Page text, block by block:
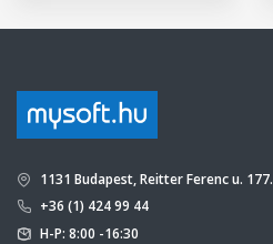
1131 Budapest, Reitter Ferenc u. 177.
+36 (1) 424 99 44
H-P: 8:00 -16:30